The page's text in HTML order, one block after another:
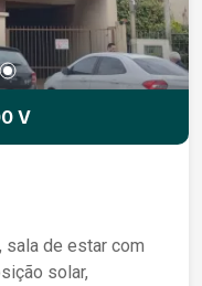
V
de estar com
solar,